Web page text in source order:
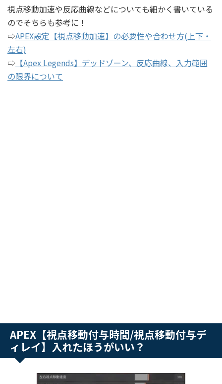
視点移動加速や反応曲線などについても細かく書いている
のでそちらも参考に！
⇨APEX設定【視点移動加速】の必要性や合わせ方(上下・
左右)
⇨ 【Apex Legends】デッドゾーン、反応曲線、入力範囲
の限界について
APEX【視点移動付与時間/視点移動付与デ
ィレイ】入れたほうがいい？